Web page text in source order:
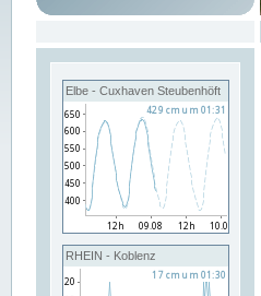
Elbe - Cuxhaven Steubenhöft
RHEIN - Koblenz